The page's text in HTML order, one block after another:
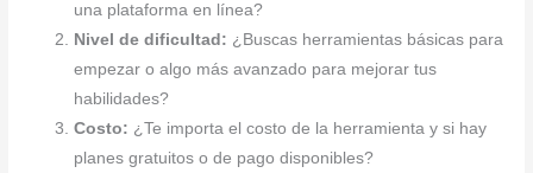
una plataforma en línea?
Nivel de dificultad: ¿Buscas herramientas básicas para
empezar o algo más avanzado para mejorar tus
habilidades?
Costo: ¿Te importa el costo de la herramienta y si hay
planes gratuitos o de pago disponibles?